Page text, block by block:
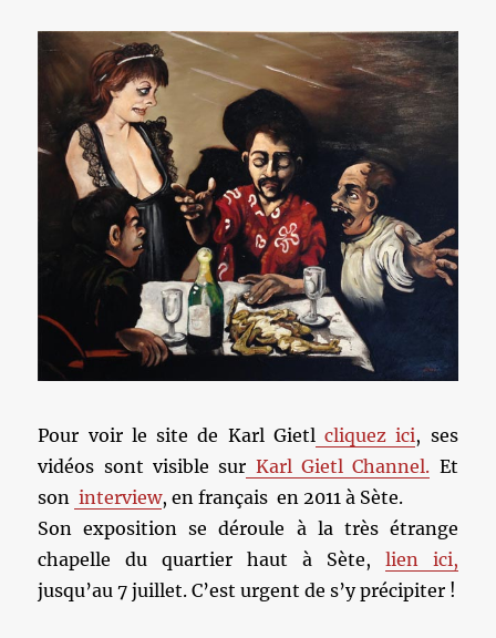
Pour voir le site de Karl Gietlcliquez ici, ses
vidéos sont visible sur Karl Gietl Channel. Et
son interview, en français en 2011 à Sète.
Son exposition se déroule à la très étrange
chapelle du quartier haut à Sète, lien ici,
jusqu’au 7 juillet. C’est urgent de s’y précipiter !